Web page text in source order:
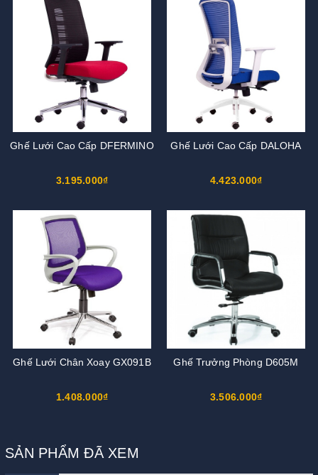
Ghế Lưới Cao Cấp DFERMINO
3.195.000₫
Ghế Lưới Cao Cấp DALOHA
4.423.000₫
Ghế Lưới Chân Xoay GX091B
1.408.000₫
Ghế Trưởng Phòng D605M
3.506.000₫
SẢN PHẨM ĐÃ XEM